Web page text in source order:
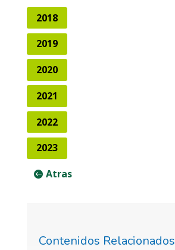
2018
2019
2020
2021
2022
2023
Atras
Contenidos Relacionados